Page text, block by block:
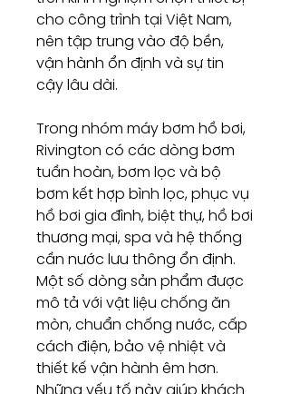
cho công trình tại Việt Nam,
nên tập trung vào độ bền,
vận hành ổn định và sự tin
cậy lâu dài.
Trong nhóm máy bơm hồ bơi,
Rivington có các dòng bơm
tuần hoàn, bơm lọc và bộ
bơm kết hợp bình lọc, phục vụ
hồ bơi gia đình, biệt thự, hồ bơi
thương mại, spa và hệ thống
cần nước lưu thông ổn định.
Một số dòng sản phẩm được
mô tả với vật liệu chống ăn
mòn, chuẩn chống nước, cấp
cách điện, bảo vệ nhiệt và
thiết kế vận hành êm hơn.